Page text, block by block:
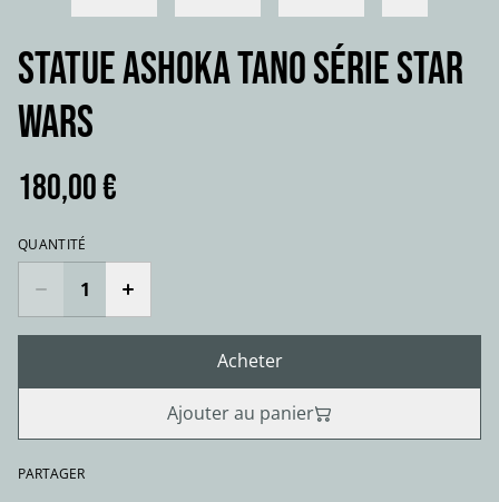
Statue ASHOKA TANO série Star
Wars
180,00 €
QUANTITÉ
Acheter
Ajouter au panier
PARTAGER